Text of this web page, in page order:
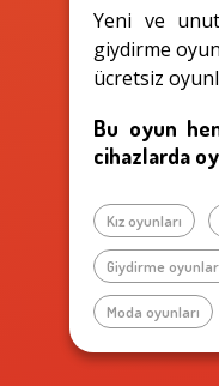
Yeni ve
giydirme
ücretsiz
Bu oyun
cihazlarda
Kız oyunları
Giydirme
Moda oyunları